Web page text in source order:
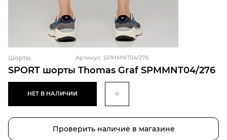
SPORT шорты Thomas Graf SPMMNT04/276
Шорты Артикул: SPMMNT04/276
НЕТ В НАЛИЧИИ
Проверить наличие в магазине